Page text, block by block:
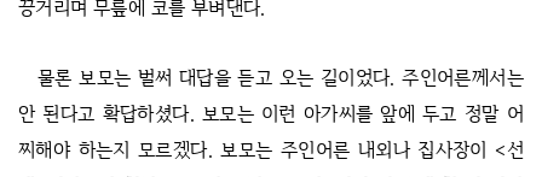
끙거리며 무릎에 코를 부벼댄다.
물론 보모는 벌써 대답을 듣고 오는 길이었다. 주인어른께서는
안 된다고 확답하셨다. 보모는 이런 아가씨를 앞에 두고 정말 어
찌해야 하는지 모르겠다. 보모는 주인어른 내외나 집사장이 <선